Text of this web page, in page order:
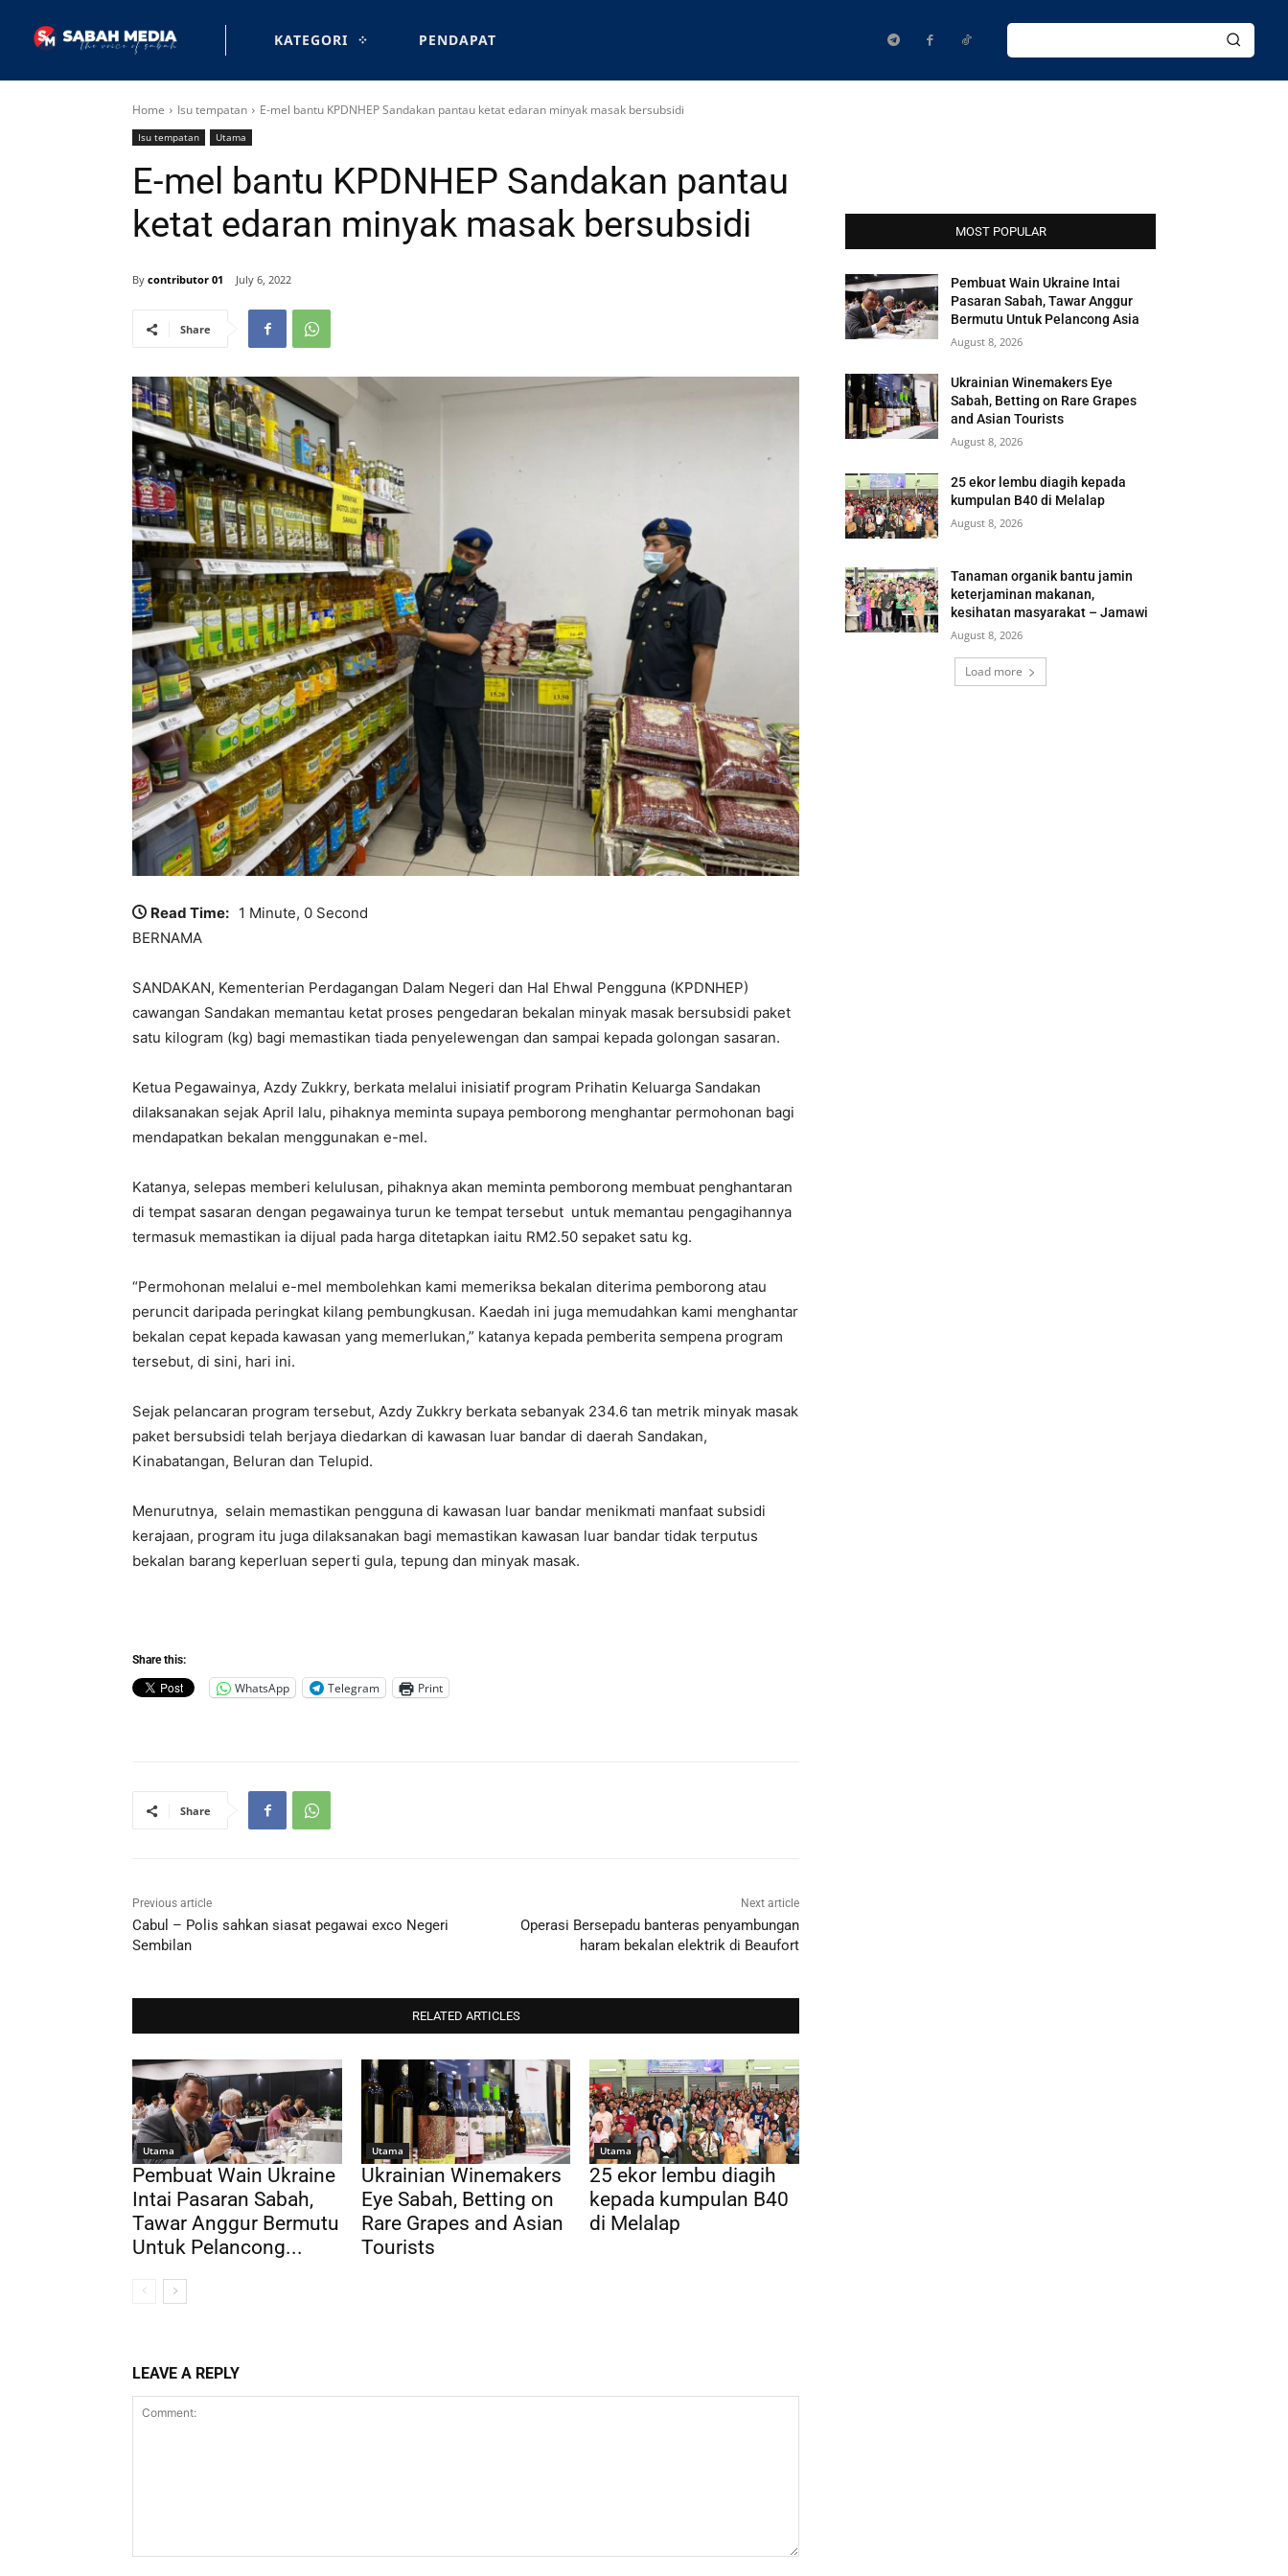
KATEGORI PENDAPAT
Home Isu tempatan E-mel bantu KPDNHEP Sandakan pantau ketat edaran minyak masak bersubsidi
Isu tempatan Utama
E-mel bantu KPDNHEP Sandakan pantau
ketat edaran minyak masak bersubsidi
By contributor 01 July 6, 2022
Share
Read Time: 1 Minute, 0 Second
BERNAMA
SANDAKAN, Kementerian Perdagangan Dalam Negeri dan Hal Ehwal Pengguna (KPDNHEP)
cawangan Sandakan memantau ketat proses pengedaran bekalan minyak masak bersubsidi paket
satu kilogram (kg) bagi memastikan tiada penyelewengan dan sampai kepada golongan sasaran.
Ketua Pegawainya, Azdy Zukkry, berkata melalui inisiatif program Prihatin Keluarga Sandakan
dilaksanakan sejak April lalu, pihaknya meminta supaya pemborong menghantar permohonan bagi
mendapatkan bekalan menggunakan e-mel.
Katanya, selepas memberi kelulusan, pihaknya akan meminta pemborong membuat penghantaran
di tempat sasaran dengan pegawainya turun ke tempat tersebut untuk memantau pengagihannya
termasuk memastikan ia dijual pada harga ditetapkan iaitu RM2.50 sepaket satu kg.
“Permohonan melalui e-mel membolehkan kami memeriksa bekalan diterima pemborong atau
peruncit daripada peringkat kilang pembungkusan. Kaedah ini juga memudahkan kami menghantar
bekalan cepat kepada kawasan yang memerlukan,” katanya kepada pemberita sempena program
tersebut, di sini, hari ini.
Sejak pelancaran program tersebut, Azdy Zukkry berkata sebanyak 234.6 tan metrik minyak masak
paket bersubsidi telah berjaya diedarkan di kawasan luar bandar di daerah Sandakan,
Kinabatangan, Beluran dan Telupid.
Menurutnya, selain memastikan pengguna di kawasan luar bandar menikmati manfaat subsidi
kerajaan, program itu juga dilaksanakan bagi memastikan kawasan luar bandar tidak terputus
bekalan barang keperluan seperti gula, tepung dan minyak masak.
Share this:
WhatsApp Telegram Print
Share
Previous article
Cabul – Polis sahkan siasat pegawai exco Negeri
Sembilan
Next article
Operasi Bersepadu banteras penyambungan
haram bekalan elektrik di Beaufort
RELATED ARTICLES
Utama
Pembuat Wain Ukraine
Intai Pasaran Sabah,
Tawar Anggur Bermutu
Untuk Pelancong...
Utama
Ukrainian Winemakers
Eye Sabah, Betting on
Rare Grapes and Asian
Tourists
Utama
25 ekor lembu diagih
kepada kumpulan B40
di Melalap
LEAVE A REPLY
MOST POPULAR
Pembuat Wain Ukraine Intai
Pasaran Sabah, Tawar Anggur
Bermutu Untuk Pelancong Asia
August 8, 2026
Ukrainian Winemakers Eye
Sabah, Betting on Rare Grapes
and Asian Tourists
August 8, 2026
25 ekor lembu diagih kepada
kumpulan B40 di Melalap
August 8, 2026
Tanaman organik bantu jamin
keterjaminan makanan,
kesihatan masyarakat – Jamawi
August 8, 2026
Load more